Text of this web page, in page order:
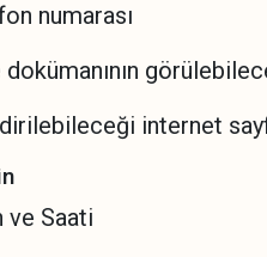
dokümanının
internet
ve